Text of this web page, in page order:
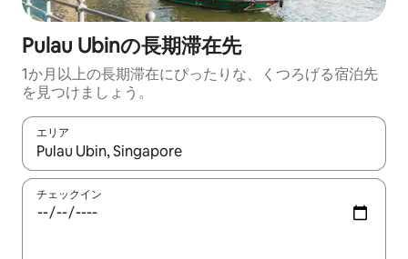
Pulau Ubinの長期滞在先
1か月以上の長期滞在にぴったりな、くつろげる宿泊先
を見つけましょう。
エリア
検索結果が表示されたら、上下の矢印キーを使って移動するか
チェックイン